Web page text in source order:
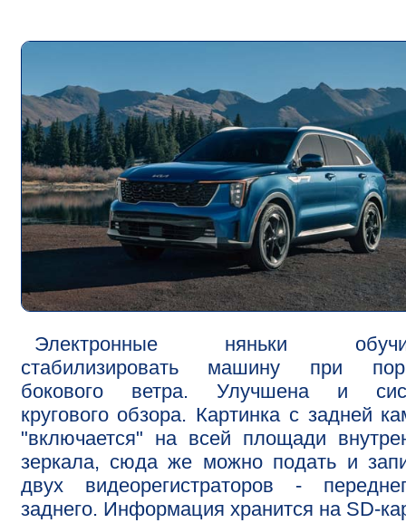
Электронные няньки
стабилизировать машину при
бокового ветра. Улучшена и
кругового обзора. Картинка с задней
"включается" на всей площади
зеркала, сюда же можно подать и
двух видеорегистраторов -
заднего. Информация хранится на SD-